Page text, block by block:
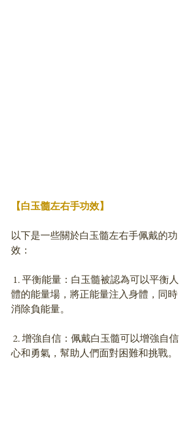
【白玉髓左右手功效】
以下是一些關於白玉髓左右手佩戴的功
效：
體的能量場，將正能量注入身體，同時
消除負能量。
心和勇氣，幫助人們面對困難和挑戰。